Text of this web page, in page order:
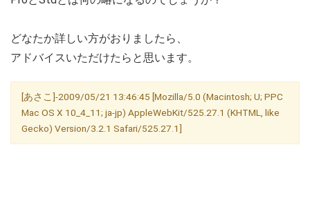
どなたか詳しい方がおりましたら、
アドバイスいただけたらと思います。
[あさこ]-2009/05/21 13:46:45 [Mozilla/5.0 (Macintosh; U; PPC
Mac OS X 10_4_11; ja-jp) AppleWebKit/525.27.1 (KHTML, like
Gecko) Version/3.2.1 Safari/525.27.1]